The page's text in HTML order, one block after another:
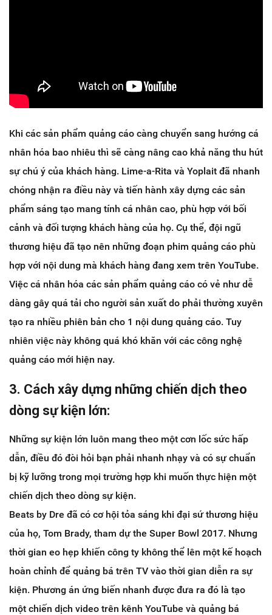
Khi các sản phẩm quảng cáo càng chuyển sang hướng cá
nhân hóa bao nhiêu thì sẽ càng nâng cao khả năng thu hút
sự chú ý của khách hàng. Lime-a-Rita và Yoplait đã nhanh
chóng nhận ra điều này và tiến hành xây dựng các sản
phẩm sáng tạo mang tính cá nhân cao, phù hợp với bối
cảnh và đối tượng khách hàng của họ. Cụ thể, đội ngũ
thương hiệu đã tạo nên những đoạn phim quảng cáo phù
hợp với nội dung mà khách hàng đang xem trên YouTube.
Việc cá nhân hóa các sản phẩm quảng cáo có vẻ như dễ
dàng gây quá tải cho người sản xuất do phải thường xuyên
tạo ra nhiều phiên bản cho 1 nội dung quảng cáo. Tuy
nhiên việc này không quá khó khăn với các công nghệ
quảng cáo mới hiện nay.
3. Cách xây dựng những chiến dịch theo
dòng sự kiện lớn:
Những sự kiện lớn luôn mang theo một cơn lốc sức hấp
dẫn, điều đó đòi hỏi bạn phải nhanh nhạy và có sự chuẩn
bị kỹ lưỡng trong mọi trường hợp khi muốn thực hiện một
chiến dịch theo dòng sự kiện.
Beats by Dre đã có cơ hội tỏa sáng khi đại sứ thương hiệu
của họ, Tom Brady, tham dự the Super Bowl 2017. Nhưng
thời gian eo hẹp khiến công ty không thể lên một kế hoạch
hoàn chỉnh để quảng bá trên TV vào thời gian diễn ra sự
kiện. Phương án ứng biến nhanh được đưa ra đó là tạo
một chiến dịch video trên kênh YouTube và quảng bá